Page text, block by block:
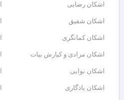
اشکان رضایی
اشکان شفیق
اشکان‌ کمانگری
اشکان مرادی و کیارش بیات
اشکان نوایی
اشکان یادگاری